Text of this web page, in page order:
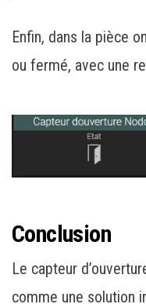
Enfin, dans la pièce
ou fermé, avec une
Conclusion
Le capteur
comme une solution